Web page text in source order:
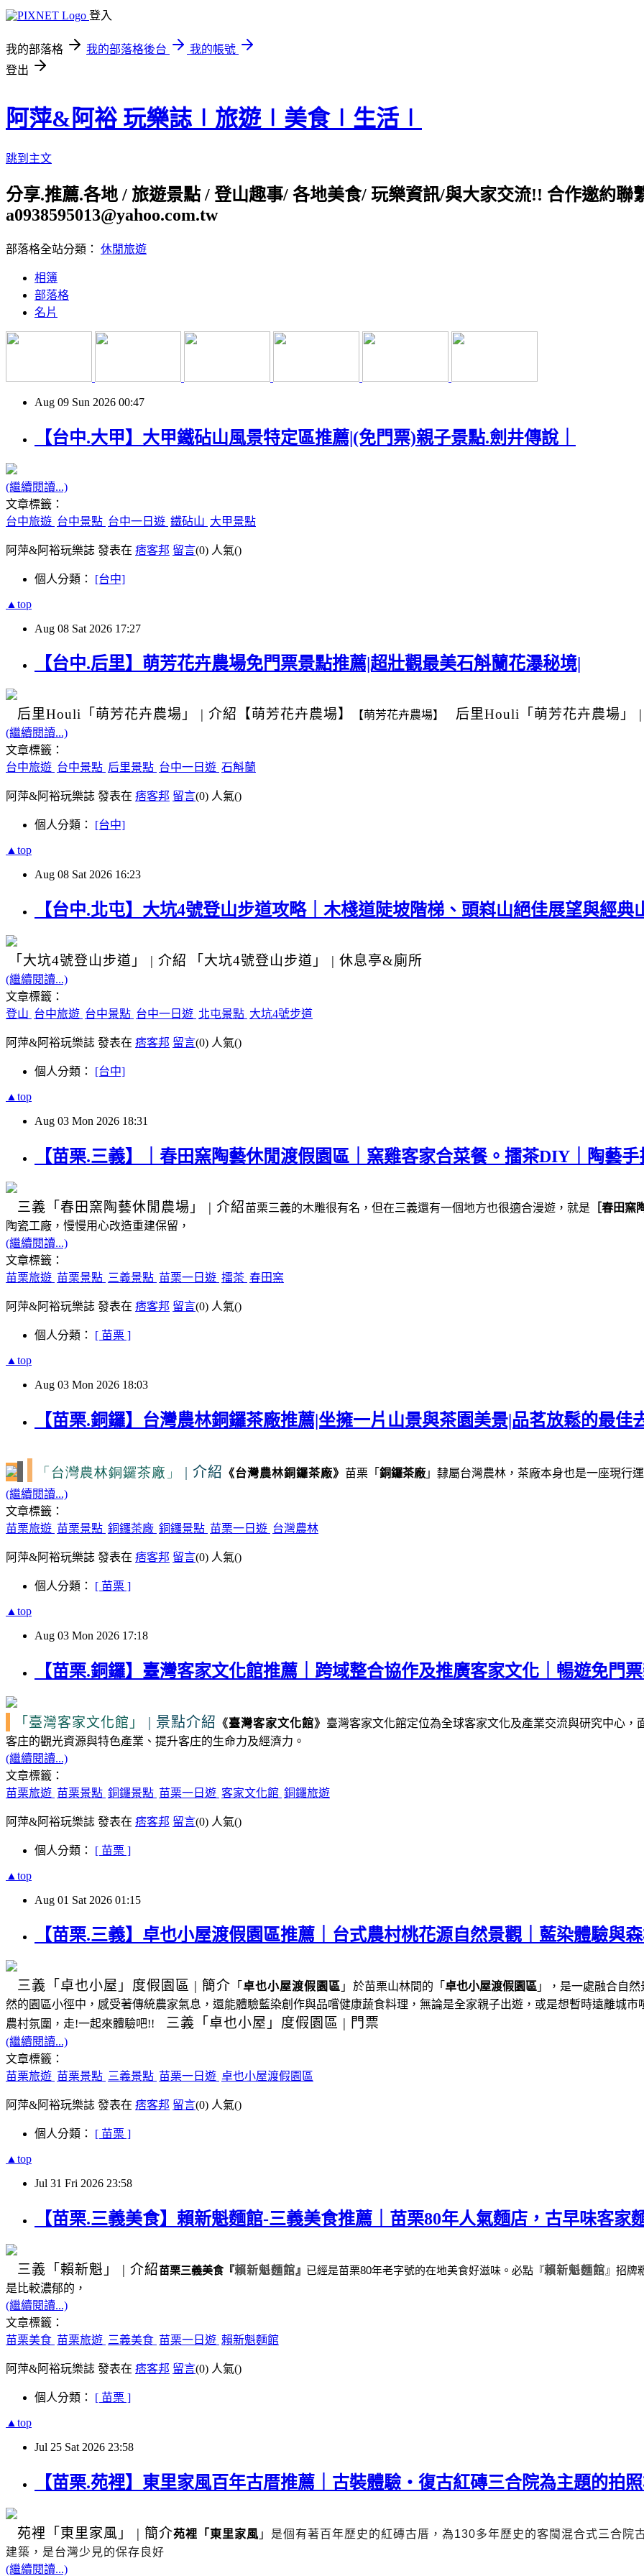
登入
我的部落格 我的部落格後台
我的帳號
登出
阿萍&阿裕 玩樂誌∣旅遊∣美食∣生活∣
跳到主文
分享.推薦.各地 / 旅遊景點 / 登山趣事/ 各地美食/ 玩樂資訊/與大家交流!! 合作邀約聯
a0938595013@yahoo.com.tw
部落格全站分類： 休閒旅遊
相簿
部落格
名片
Aug 09 Sun 2026 00:47
【台中.大甲】大甲鐵砧山風景特定區推薦|(免門票)親子景點.劍井傳說｜
(繼續閱讀...)
文章標籤：
台中旅遊 台中景點 台中一日遊 鐵砧山 大甲景點
阿萍&阿裕玩樂誌 發表在 痞客邦 留言(0) 人氣()
個人分類： [台中]
▲top
Aug 08 Sat 2026 17:27
【台中.后里】萌芳花卉農場免門票景點推薦|超壯觀最美石斛蘭花瀑秘境|
后里Houli 「萌芳花卉農場」 | 介紹 【萌芳花卉農場】 【萌芳花卉農場】 后里Houli 「萌芳花卉農場」
(繼續閱讀...)
文章標籤：
台中旅遊 台中景點 后里景點 台中一日遊 石斛蘭
阿萍&阿裕玩樂誌 發表在 痞客邦 留言(0) 人氣()
個人分類： [台中]
▲top
Aug 08 Sat 2026 16:23
【台中.北屯】大坑4號登山步道攻略｜木棧道陡坡階梯、頭嵙山絕佳展望與經典
「大坑4號登山步道」 | 介紹 「大坑4號登山步道」 | 休息亭&廁所
(繼續閱讀...)
文章標籤：
登山 台中旅遊 台中景點 台中一日遊 北屯景點 大坑4號步道
阿萍&阿裕玩樂誌 發表在 痞客邦 留言(0) 人氣()
個人分類： [台中]
▲top
Aug 03 Mon 2026 18:31
【苗栗.三義】｜春田窯陶藝休閒渡假園區｜窯雞客家合菜餐。擂茶DIY｜陶藝
三義 「春田窯陶藝休閒農場」 | 介紹苗栗三義的木雕很有名，但在三義還有一個地方也很適合漫遊，就是 ［春田窯
陶瓷工廠，慢慢用心改造重建保留，
(繼續閱讀...)
文章標籤：
苗栗旅遊 苗栗景點 三義景點 苗栗一日遊 擂茶 春田窯
阿萍&阿裕玩樂誌 發表在 痞客邦 留言(0) 人氣()
個人分類： [ 苗栗 ]
▲top
Aug 03 Mon 2026 18:03
【苗栗.銅鑼】台灣農林銅鑼茶廠推薦|坐擁一片山景與茶園美景|品茗放鬆的最佳
「台灣農林銅鑼茶廠」 | 介紹 《台灣農林銅鑼茶廠》 苗栗「 銅鑼茶廠 」隸屬台灣農林，茶廠本身也是一座現行
(繼續閱讀...)
文章標籤：
苗栗旅遊 苗栗景點 銅鑼茶廠 銅鑼景點 苗栗一日遊 台灣農林
阿萍&阿裕玩樂誌 發表在 痞客邦 留言(0) 人氣()
個人分類： [ 苗栗 ]
▲top
Aug 03 Mon 2026 17:18
【苗栗.銅鑼】臺灣客家文化館推薦｜跨域整合協作及推廣客家文化｜暢遊免門
「臺灣客家文化館」 | 景點介紹 《臺灣客家文化館》 臺灣客家文化館定位為全球客家文化及產業交流與研究中心，
客庄的觀光資源與特色產業、提升客庄的生命力及經濟力。
(繼續閱讀...)
文章標籤：
苗栗旅遊 苗栗景點 銅鑼景點 苗栗一日遊 客家文化館 銅鑼旅遊
阿萍&阿裕玩樂誌 發表在 痞客邦 留言(0) 人氣()
個人分類： [ 苗栗 ]
▲top
Aug 01 Sat 2026 01:15
【苗栗.三義】卓也小屋渡假園區推薦｜台式農村桃花源自然景觀｜藍染體驗與
三義 「卓也小屋」度假園區 | 簡介 「 卓也小屋渡假園區 」 於苗栗山林間的「 卓也小屋渡假園區 」，是一處融合自
然的園區小徑中，感受著傳統農家氣息，還能體驗藍染創作與品嚐健康蔬食料理， 無論是全家親子出遊，或是想暫時遠離城市
農村氛圍，走!一起來體驗吧!!
三義 「卓也小屋」度假園區 | 門票
(繼續閱讀...)
文章標籤：
苗栗旅遊 苗栗景點 三義景點 苗栗一日遊 卓也小屋渡假園區
阿萍&阿裕玩樂誌 發表在 痞客邦 留言(0) 人氣()
個人分類： [ 苗栗 ]
▲top
Jul 31 Fri 2026 23:58
【苗栗.三義美食】賴新魁麵館-三義美食推薦｜苗栗80年人氣麵店，古早味客家
三義 「賴新魁」 | 介紹苗栗三義美食 『賴新魁麵館』 已經是苗栗80年老字號的在地美食好滋味。 必點 『賴新魁麵館 』 招牌
是比較濃郁的，
(繼續閱讀...)
文章標籤：
苗栗美食 苗栗旅遊 三義美食 苗栗一日遊 賴新魁麵館
阿萍&阿裕玩樂誌 發表在 痞客邦 留言(0) 人氣()
個人分類： [ 苗栗 ]
▲top
Jul 25 Sat 2026 23:58
【苗栗.苑裡】東里家風百年古厝推薦｜古裝體驗・復古紅磚三合院為主題的拍
苑裡 「東里家風」 | 簡介苑裡「東里家風 」 是個有著百年歷史的紅磚古厝，為130多年歷史的客閩混合式三合院
建築，是台灣少見的保存良好
(繼續閱讀...)